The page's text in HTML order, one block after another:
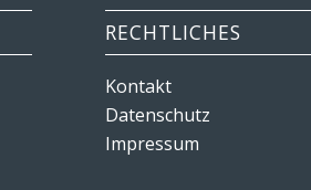
RECHTLICHES
Kontakt
Datenschutz
Impressum